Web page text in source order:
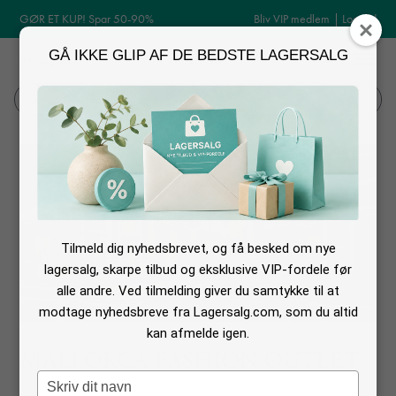
GØR ET KUP! Spar 50-90% Bliv VIP medlem | Log ind
Log ind MENU
Søg
GÅ IKKE GLIP AF DE BEDSTE LAGERSALG
Tilmeld dig nyhedsbrevet, og få besked om nye
lagersalg, skarpe tilbud og eksklusive VIP-fordele før
alle andre. Ved tilmelding giver du samtykke til at
modtage nyhedsbreve fra Lagersalg.com, som du altid
kan afmelde igen.
Type